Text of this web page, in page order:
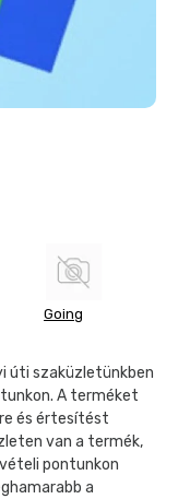
Going
úti szaküzletünkben
A terméket
és értesítést
van a termék,
pontunkon
a